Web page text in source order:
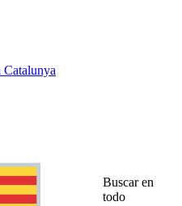
Buscar en
todo